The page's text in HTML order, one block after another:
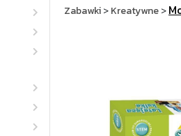
Zabawki>Kreatywne>